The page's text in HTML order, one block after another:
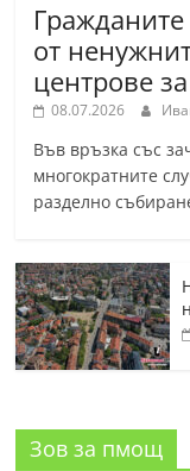
от
центрове
08.07.2026
Във връзка със
многократните
разделно
Зов за пмощ